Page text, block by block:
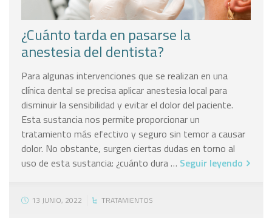
¿Cuánto tarda en pasarse la
anestesia del dentista?
Para algunas intervenciones que se realizan en una
clínica dental se precisa aplicar anestesia local para
disminuir la sensibilidad y evitar el dolor del paciente.
Esta sustancia nos permite proporcionar un
tratamiento más efectivo y seguro sin temor a causar
dolor. No obstante, surgen ciertas dudas en torno al
uso de esta sustancia: ¿cuánto dura … Seguir leyendo
13 JUNIO, 2022 TRATAMIENTOS